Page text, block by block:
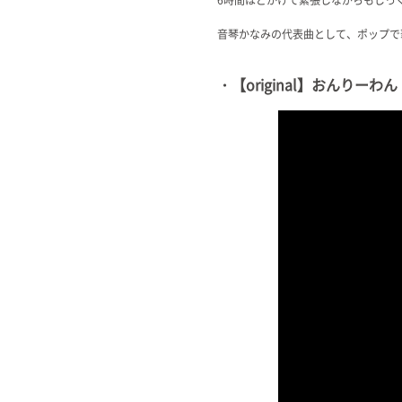
音琴かなみの代表曲として、ポップ
・【original】おんりーわ